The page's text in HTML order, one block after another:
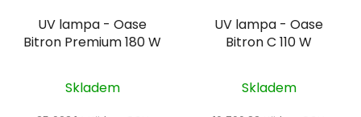
UV lampa - Oase
Bitron Premium 180 W
Skladem
UV lampa - Oase
Bitron C 110 W
Skladem